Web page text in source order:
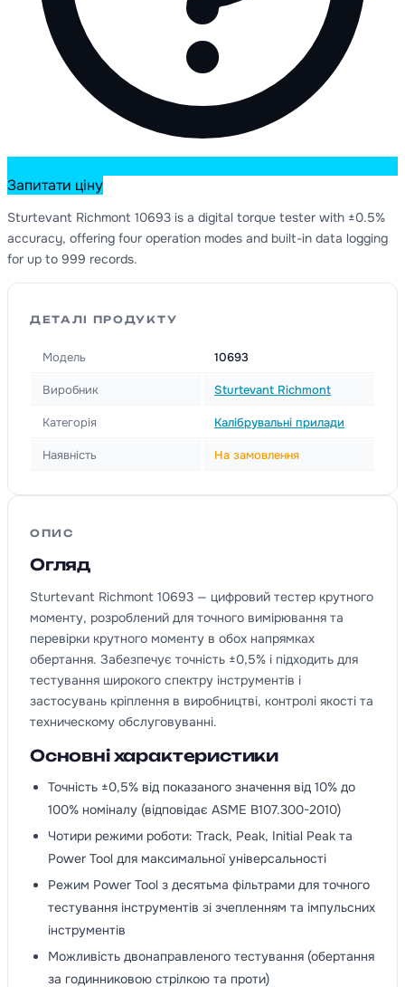
Запитати ціну
Sturtevant Richmont 10693 is a digital torque tester with ±0.5%
accuracy, offering four operation modes and built-in data logging
for up to 999 records.
ДЕТАЛІ ПРОДУКТУ
Модель 10693
Виробник Sturtevant Richmont
Категорія Калібрувальні прилади
Наявність На замовлення
ОПИС
Огляд
Sturtevant Richmont 10693 — цифровий тестер крутного
моменту, розроблений для точного вимірювання та
перевірки крутного моменту в обох напрямках
обертання. Забезпечує точність ±0,5% і підходить для
тестування широкого спектру інструментів і
застосувань кріплення в виробництві, контролі якості та
техническому обслуговуванні.
Основні характеристики
Точність ±0,5% від показаного значення від 10% до
100% номіналу (відповідає ASME B107.300-2010)
Чотири режими роботи: Track, Peak, Initial Peak та
Power Tool для максимальної універсальності
Режим Power Tool з десятьма фільтрами для точного
тестування інструментів зі зчепленням та імпульсних
інструментів
Можливість двонаправленого тестування (обертання
за годинниковою стрілкою та проти)